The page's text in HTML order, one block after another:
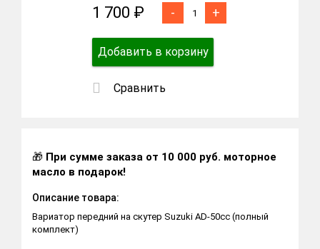
1 700 ₽ - +
Добавить в корзину
Сравнить
🎁 При сумме заказа от 10 000 руб. моторное
масло в подарок!
Описание товара:
Вариатор передний на скутер Suzuki AD-50cc (полный
комплект)